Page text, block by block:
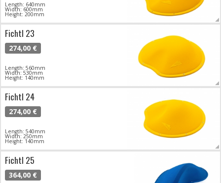
Length: 640mm
Width: 600mm
Height: 200mm
Fichtl 23
274,00 €
Length: 560mm
Width: 530mm
Height: 140mm
Fichtl 24
274,00 €
Length: 540mm
Width: 250mm
Height: 140mm
Fichtl 25
364,00 €